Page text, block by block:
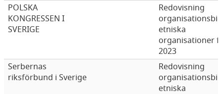
POLSKA
KONGRESSEN I
SVERIGE
Redovisning
etniska
organisationer
2023
Serbernas
riksförbund i Sverige
Redovisning
etniska